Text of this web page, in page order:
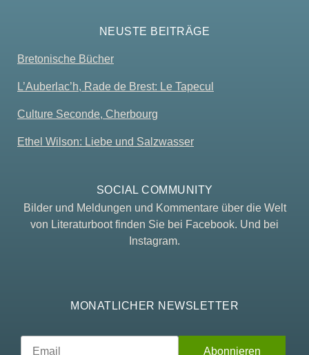
NEUSTE BEITRÄGE
Bretonische Bücher
L’Auberlac’h, Rade de Brest: Le Tapecul
Culture Seconde, Cherbourg
Ethel Wilson: Liebe und Salzwasser
SOCIAL COMMUNITY
Bilder und Meldungen und Kommentare über die Welt
von Literaturboot finden Sie bei Facebook. Und bei
Instagram.
MONATLICHER NEWSLETTER